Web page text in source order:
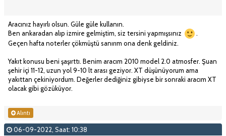
Aracınız hayırlı olsun. Güle güle kullanın.
​​​​​​Ben ankaradan alıp izmire gelmiştim, siz tersini yapmışsınız
.
Geçen hafta noterler çökmüştü sanırım ona denk geldiniz.
Yakıt konusu beni şaşırttı. Benim aracım 2010 model 2.0 atmosfer. Şuan
şehir içi 11-12, uzun yol 9-10 lt arası geziyor. XT düşünüyorum ama
yakıttan çekiniyordum. Değerler dediğiniz gibiyse bir sonraki aracım XT
olacak gibi gözüküyor.
Alıntı
06-09-2022, Saat: 10:38